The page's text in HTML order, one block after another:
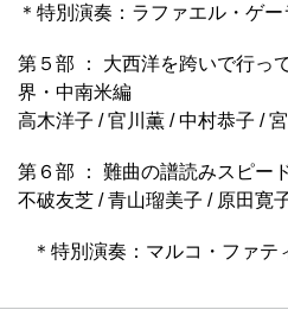
＊特別演奏：ラファエル・ゲー
第５部 ： 大西洋を跨いで行っ
界・中南米編
高木洋子 / 官川薫 / 中村恭子 /
第６部 ： 難曲の譜読みスピー
不破友芝 / 青山瑠美子 / 原田寛
＊特別演奏：マルコ・ファテ